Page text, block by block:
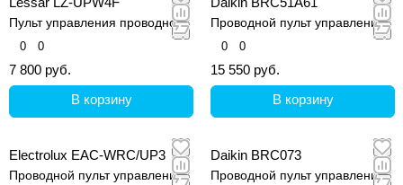
Пульт управления проводной
0 0
7 800 руб.
В корзину
Проводной пульт управления
0 0
15 550 руб.
В корзину
Electrolux EAC-WRC/UP3
Проводной пульт управления
Daikin BRC073
Проводной пульт управления